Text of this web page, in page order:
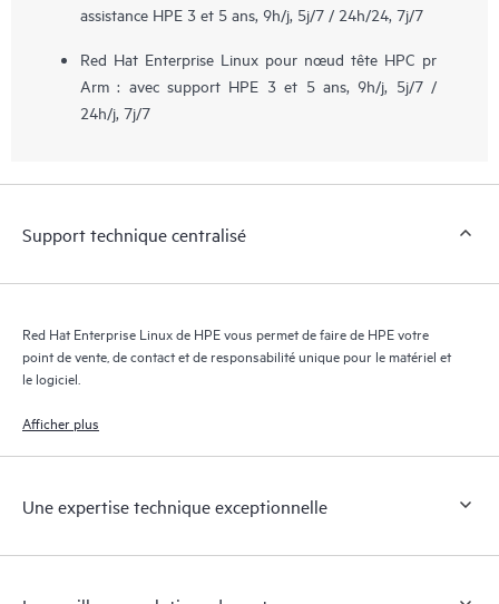
assistance HPE 3 et 5 ans, 9h/j, 5j/7 / 24h/24, 7j/7
Red Hat Enterprise Linux pour nœud tête HPC pr
Arm : avec support HPE 3 et 5 ans, 9h/j, 5j/7 /
24h/j, 7j/7
Support technique centralisé
Red Hat Enterprise Linux de HPE vous permet de faire de HPE votre
point de vente, de contact et de responsabilité unique pour le matériel et
le logiciel.
Afficher plus
Une expertise technique exceptionnelle